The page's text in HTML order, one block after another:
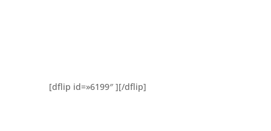
[dflip id=»6199″ ][/dflip]